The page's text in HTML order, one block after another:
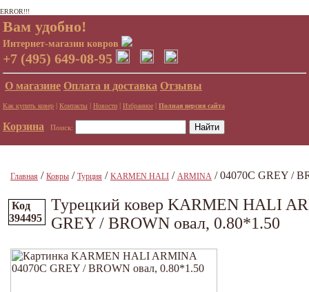
ERROR!!!
Вам удобно!
Интернет-магазин ковров
+7 (495) 649-08-95
О магазине Оплата и доставка Отзывы
Как купить ковер | Контакты | Новости | Избранное | Полная версия сайта
Корзина Поиск:
Главная / Ковры / Турция / KARMEN HALI / ARMINA / 04070C GREY /
Код
394495
Турецкий ковер KARMEN HALI
GREY / BROWN овал, 0.80*1.50